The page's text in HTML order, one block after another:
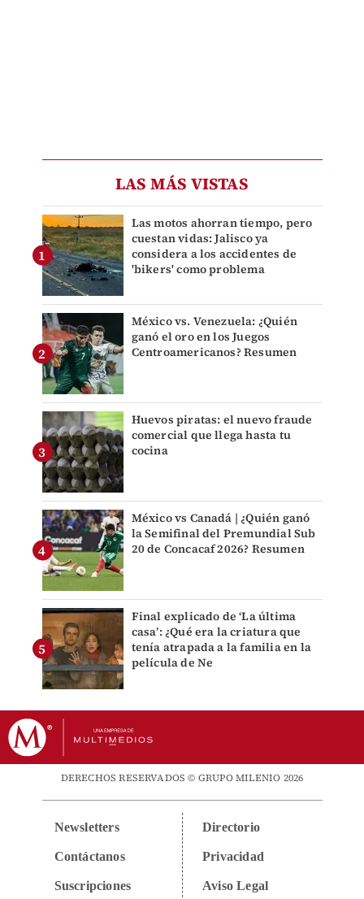
LAS MÁS VISTAS
Las motos ahorran tiempo, pero
cuestan vidas: Jalisco ya
considera a los accidentes de
'bikers' como problema
México vs. Venezuela: ¿Quién
ganó el oro en los Juegos
Centroamericanos? Resumen
Huevos piratas: el nuevo fraude
comercial que llega hasta tu
cocina
México vs Canadá | ¿Quién ganó
la Semifinal del Premundial Sub
20 de Concacaf 2026? Resumen
Final explicado de ‘La última
casa’: ¿Qué era la criatura que
tenía atrapada a la familia en la
película de Ne
DERECHOS RESERVADOS © GRUPO MILENIO 2026
Newsletters
Contáctanos
Suscripciones
Directorio
Privacidad
Aviso Legal